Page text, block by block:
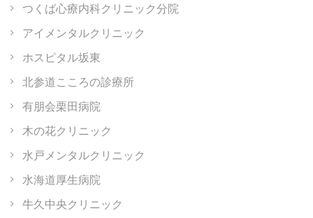
つくば心療内科クリニック分院
アイメンタルクリニック
ホスピタル坂東
北参道こころの診療所
有朋会栗田病院
木の花クリニック
水戸メンタルクリニック
水海道厚生病院
牛久中央クリニック